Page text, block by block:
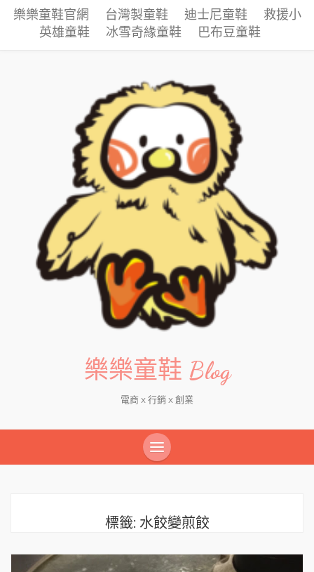
樂樂童鞋官網 台灣製童鞋 迪士尼童鞋
救援小
英雄童鞋
冰雪奇緣童鞋 巴布豆童鞋
樂樂童鞋 Blog
電商 x 行銷 x 創業
標籤: 水餃變煎餃